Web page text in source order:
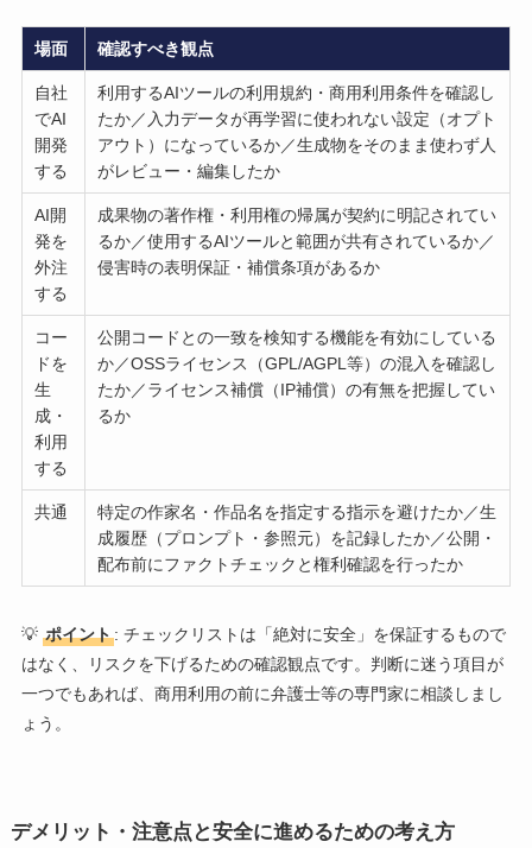
場面 確認すべき観点
自社
でAI
開発
する
利用するAIツールの利用規約・商用利用条件を確認し
たか／入力データが再学習に使われない設定（オプト
アウト）になっているか／生成物をそのまま使わず人
がレビュー・編集したか
AI開
発を
外注
する
成果物の著作権・利用権の帰属が契約に明記されてい
るか／使用するAIツールと範囲が共有されているか／
侵害時の表明保証・補償条項があるか
コー
ドを
生
成・
利用
する
公開コードとの一致を検知する機能を有効にしている
か／OSSライセンス（GPL/AGPL等）の混入を確認し
たか／ライセンス補償（IP補償）の有無を把握してい
るか
共通
特定の作家名・作品名を指定する指示を避けたか／生
成履歴（プロンプト・参照元）を記録したか／公開・
配布前にファクトチェックと権利確認を行ったか
💡 ポイント: チェックリストは「絶対に安全」を保証するもので
はなく、リスクを下げるための確認観点です。判断に迷う項目が
一つでもあれば、商用利用の前に弁護士等の専門家に相談しまし
ょう。
デメリット・注意点と安全に進めるための考え方